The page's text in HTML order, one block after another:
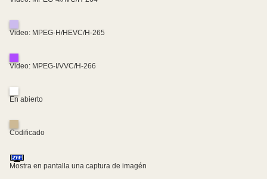
Video: MPEG-H/HEVC/H-265
Video: MPEG-I/VVC/H-266
En abierto
Codificado
Mostra en pantalla una captura de imagén